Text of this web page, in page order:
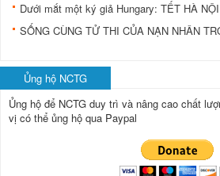
Dưới mắt một ký giả Hungary: TẾT HÀ
SỐNG CÙNG TỬ THI CỦA NẠN NHÂN
Ủng hộ NCTG
Ủng hộ để NCTG duy trì và nâng cao chất
vị có thể ủng hộ qua Paypal